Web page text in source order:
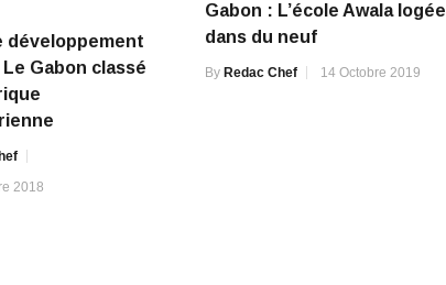
développement
Le Gabon classé
2018
Gabon : L’école Awala logée
dans du neuf
By Redac Chef 14 Octobre 2019